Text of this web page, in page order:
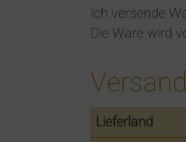
Ich versende
Die Ware wird
Lieferland